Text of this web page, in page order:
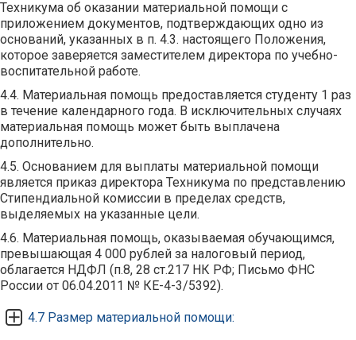
Техникума об оказании материальной помощи с
приложением документов, подтверждающих одно из
оснований, указанных в п. 4.3. настоящего Положения,
которое заверяется заместителем директора по учебно-
воспитательной работе.
4.4. Материальная помощь предоставляется студенту 1 раз
в течение календарного года. В исключительных случаях
материальная помощь может быть выплачена
дополнительно.
4.5. Основанием для выплаты материальной помощи
является приказ директора Техникума по представлению
Стипендиальной комиссии в пределах средств,
выделяемых на указанные цели.
4.6. Материальная помощь, оказываемая обучающимся,
превышающая 4 000 рублей за налоговый период,
облагается НДФЛ (п.8, 28 ст.217 НК РФ; Письмо ФНС
России от 06.04.2011 № КЕ-4-3/5392).
4.7 Размер материальной помощи: